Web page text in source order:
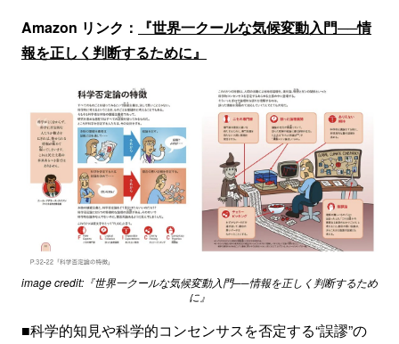
Amazon リンク：
『世界一クールな気候変動入門──情
報を正しく判断するために』
image credit:『世界一クールな気候変動入門──情報を正しく判断するため
に』
■科学的知見や科学的コンセンサスを否定する“誤謬”の